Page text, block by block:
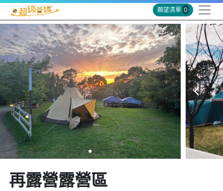
願望清單 0
再露營露營區